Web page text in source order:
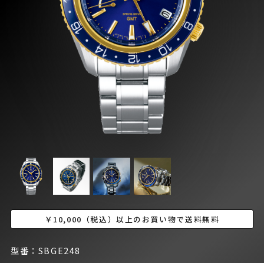
￥10,000（税込）以上のお買い物で送料無料
型番：SBGE248